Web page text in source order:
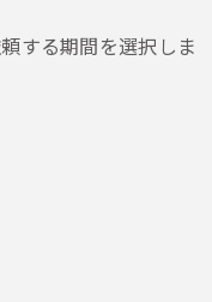
する期間を選択しま